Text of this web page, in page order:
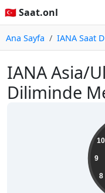
🇹🇷 Saat.onl
Ana Sayfa IANA Saat
IANA Asia/
Diliminde
8
9
10